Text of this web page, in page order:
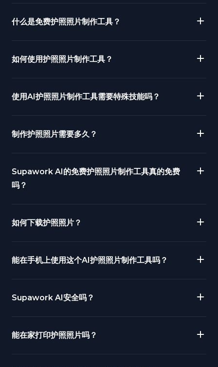
什么是免费护照照片制作工具？
如何使用护照照片制作工具？
使用AI护照照片制作工具需要特殊技能吗？
制作护照照片需要多久？
Supawork AI的免费护照照片制作工具真的免费
吗？
如何下载护照照片？
能在手机上使用这个AI护照照片制作工具吗？
Supawork AI安全吗？
能在家打印护照照片吗？